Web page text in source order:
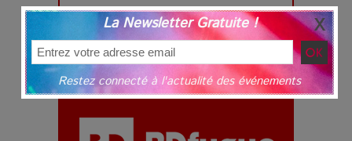
La Newsletter Gratuite !
Restez connecté à l'actualité des événements